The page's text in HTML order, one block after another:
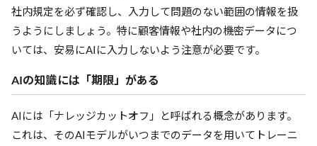
社内規定を必ず確認し、入力して問題のない範囲の情報を扱
うようにしましょう。特に顧客情報や社内の機密データにつ
いては、安易にAIに入力しないよう注意が必要です。
AIの知識には「期限」がある
AIには「ナレッジカットオフ」と呼ばれる概念があります。
これは、そのAIモデルがいつまでのデータを用いてトレーニ